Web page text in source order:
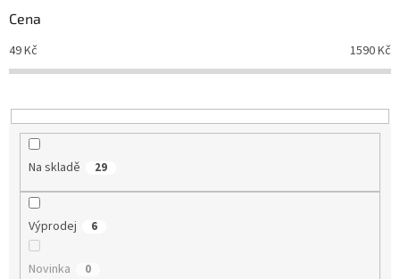
r
o
d
u
t
ů
Cena
49Kč 1590Kč
Na skladě 29
Výprodej 6
Novinka 0